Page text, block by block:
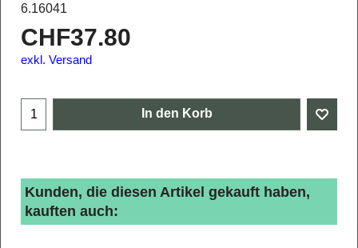
6.16041
CHF37.80
exkl. Versand
In den Korb
Kunden, die diesen Artikel gekauft haben,
kauften auch: